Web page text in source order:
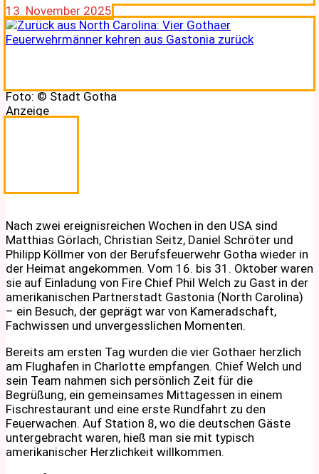
13. November 2025
Foto: © Stadt Gotha
Anzeige
Nach zwei ereignisreichen Wochen in den USA sind
Matthias Görlach, Christian Seitz, Daniel Schröter und
Philipp Köllmer von der Berufsfeuerwehr Gotha wieder in
der Heimat angekommen. Vom 16. bis 31. Oktober waren
sie auf Einladung von Fire Chief Phil Welch zu Gast in der
amerikanischen Partnerstadt Gastonia (North Carolina)
– ein Besuch, der geprägt war von Kameradschaft,
Fachwissen und unvergesslichen Momenten.
Bereits am ersten Tag wurden die vier Gothaer herzlich
am Flughafen in Charlotte empfangen. Chief Welch und
sein Team nahmen sich persönlich Zeit für die
Begrüßung, ein gemeinsames Mittagessen in einem
Fischrestaurant und eine erste Rundfahrt zu den
Feuerwachen. Auf Station 8, wo die deutschen Gäste
untergebracht waren, hieß man sie mit typisch
amerikanischer Herzlichkeit willkommen.